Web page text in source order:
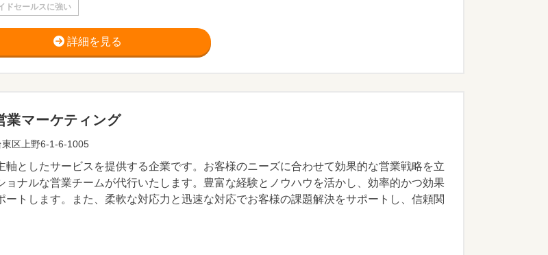
ドセールスに強い
詳細を見る
業マーケティング
区上野6-1-6-1005
軸としたサービスを提供する企業です。お客様のニーズに合わせて効果的な営業戦略を立
ョナルな営業チームが代行いたします。豊富な経験とノウハウを活かし、効率的かつ効果
ートします。また、柔軟な対応力と迅速な対応でお客様の課題解決をサポートし、信頼関